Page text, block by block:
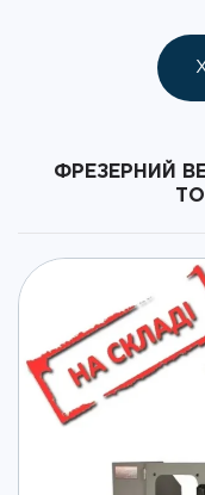
ФРЕЗЕРНИЙ